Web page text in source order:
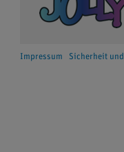
Impressum Sicherheit